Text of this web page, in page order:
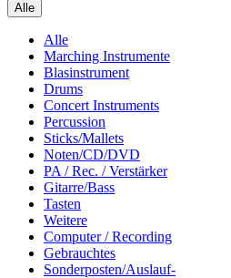
Alle
Alle
Marching Instrumente
Blasinstrument
Drums
Concert Instruments
Percussion
Sticks/Mallets
Noten/CD/DVD
PA / Rec. / Verstärker
Gitarre/Bass
Tasten
Weitere
Computer / Recording
Gebrauchtes
Sonderposten/Auslauf-